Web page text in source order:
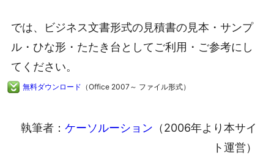
では、ビジネス文書形式の見積書の見本・サンプ
ル・ひな形・たたき台としてご利用・ご参考にし
てください。
無料ダウンロード （Office 2007～ ファイル形式）
執筆者： ケーソルーション （2006年より本サイ
ト運営）